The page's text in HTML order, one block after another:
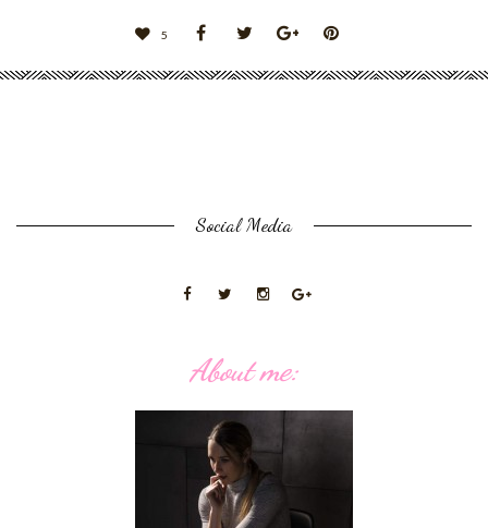
5
Social Media
About me: